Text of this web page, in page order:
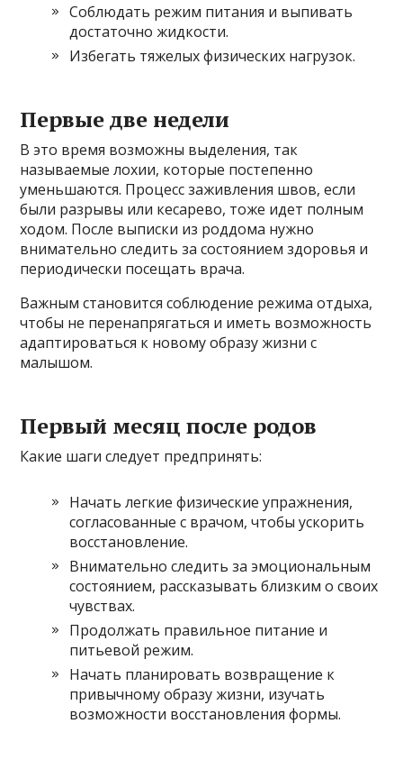
Соблюдать режим питания и выпивать
достаточно жидкости.
Избегать тяжелых физических нагрузок.
Первые две недели
В это время возможны выделения, так
называемые лохии, которые постепенно
уменьшаются. Процесс заживления швов, если
были разрывы или кесарево, тоже идет полным
ходом. После выписки из роддома нужно
внимательно следить за состоянием здоровья и
периодически посещать врача.
Важным становится соблюдение режима отдыха,
чтобы не перенапрягаться и иметь возможность
адаптироваться к новому образу жизни с
малышом.
Первый месяц после родов
Какие шаги следует предпринять:
Начать легкие физические упражнения,
согласованные с врачом, чтобы ускорить
восстановление.
Внимательно следить за эмоциональным
состоянием, рассказывать близким о своих
чувствах.
Продолжать правильное питание и
питьевой режим.
Начать планировать возвращение к
привычному образу жизни, изучать
возможности восстановления формы.